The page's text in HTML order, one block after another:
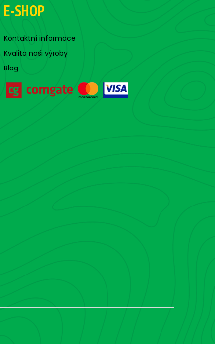
E-SHOP
Kontaktní informace
Kvalita naši výroby
Blog